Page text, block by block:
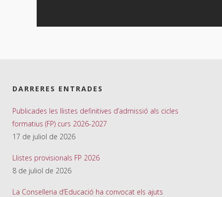
DARRERES ENTRADES
Publicades les llistes definitives d’admissió als cicles
formatius (FP) curs 2026-2027
17 de juliol de 2026
Llistes provisionals FP 2026
8 de juliol de 2026
La Conselleria d’Educació ha convocat els ajuts